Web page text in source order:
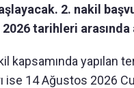
2. nakil
tarihleri arasında
kapsamında yapılan
ise 14 Ağustos 2026